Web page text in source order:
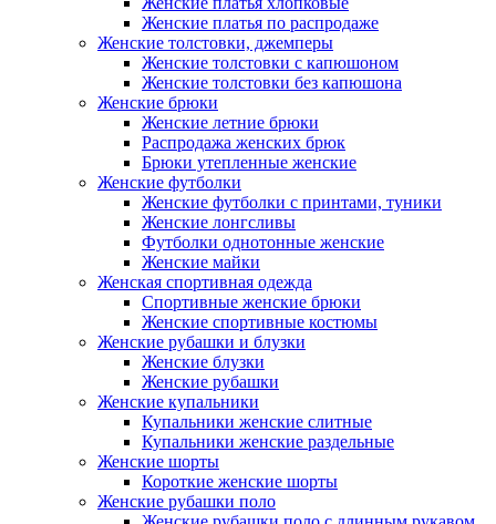
Женские платья по распродаже
Женские толстовки, джемперы
Женские толстовки с капюшоном
Женские толстовки без капюшона
Женские брюки
Женские летние брюки
Распродажа женских брюк
Брюки утепленные женские
Женские футболки
Женские футболки с принтами, туники
Женские лонгсливы
Футболки однотонные женские
Женские майки
Женская спортивная одежда
Спортивные женские брюки
Женские спортивные костюмы
Женские рубашки и блузки
Женские блузки
Женские рубашки
Женские купальники
Купальники женские слитные
Купальники женские раздельные
Женские шорты
Короткие женские шорты
Женские рубашки поло